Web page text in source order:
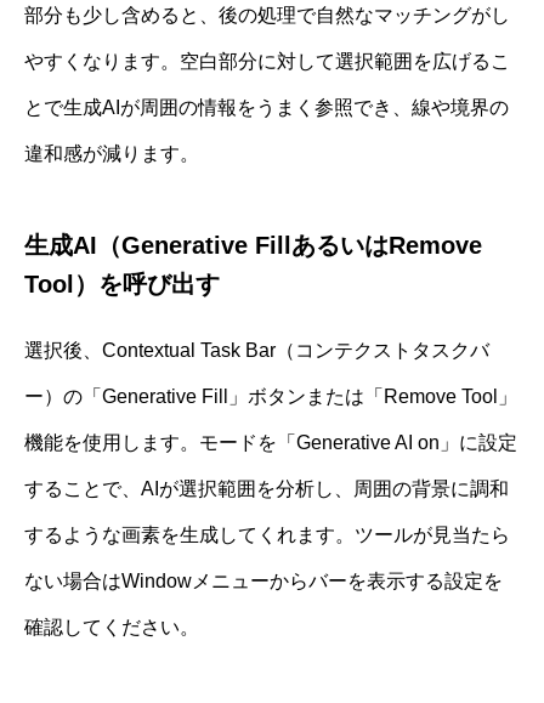
部分も少し含めると、後の処理で自然なマッチングがし
やすくなります。空白部分に対して選択範囲を広げるこ
とで生成AIが周囲の情報をうまく参照でき、線や境界の
違和感が減ります。
生成AI（Generative FillあるいはRemove
Tool）を呼び出す
選択後、Contextual Task Bar（コンテクストタスクバ
ー）の「Generative Fill」ボタンまたは「Remove Tool」
機能を使用します。モードを「Generative AI on」に設定
することで、AIが選択範囲を分析し、周囲の背景に調和
するような画素を生成してくれます。ツールが見当たら
ない場合はWindowメニューからバーを表示する設定を
確認してください。